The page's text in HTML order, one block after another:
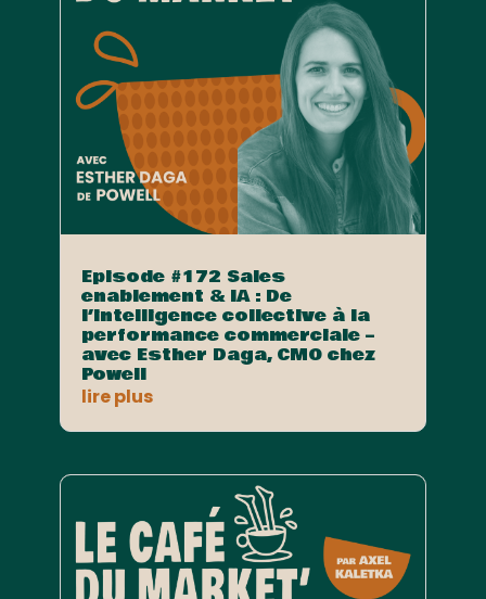
Episode #172 Sales
enablement & IA : De
l’intelligence collective à la
performance commerciale –
avec Esther Daga, CMO chez
Powell
lire plus